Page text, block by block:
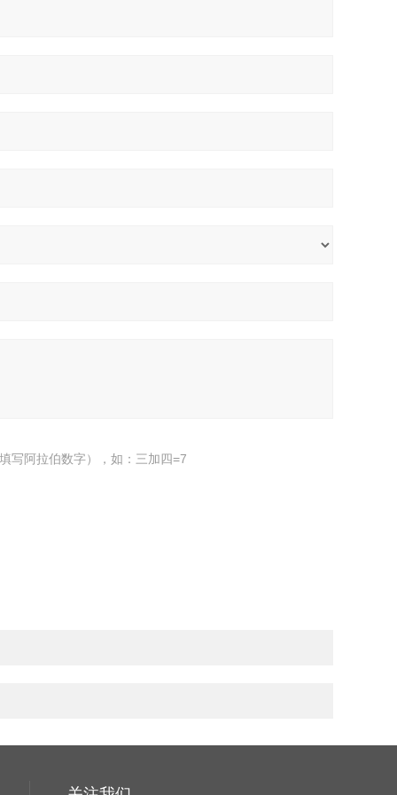
写阿拉伯数字），如：三加四=7